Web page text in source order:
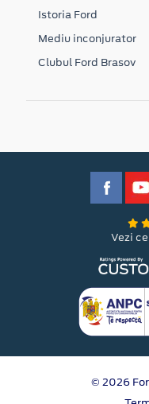
Istoria Ford
Mediu inconjurator
Clubul Ford Brasov
Vezi
© 2026